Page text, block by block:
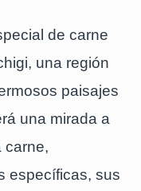
de carne
una región
paisajes
una mirada a
carne,
específicas, sus